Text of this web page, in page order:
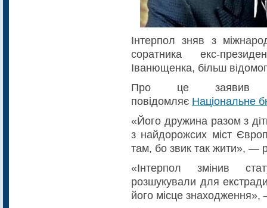
Інтерпол зняв з
соратника екс-
Іванющенка, більш
Про це заявив
повідомляє Національне
«Його дружина разом з
з найдорожсих міст
там, бо звик так жити», —
«Інтерпол змінив
розшукували для
його місце